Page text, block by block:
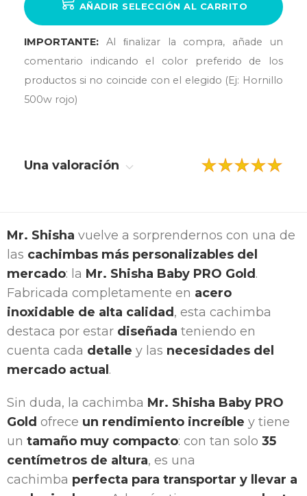
AÑADIR SELECCIÓN AL CARRITO
IMPORTANTE: Al ﬁnalizar la compra, añade un
comentario indicando el color preferido de los
productos si no coincide con el elegido (Ej: Hornillo
500w rojo)
Una valoración
Mr. Shisha vuelve a sorprendernos con una de
las cachimbas más personalizables del
mercado: la Mr. Shisha Baby PRO Gold .
Fabricada completamente en acero
inoxidable de alta calidad , esta cachimba
destaca por estar diseñada teniendo en
cuenta cada detalle y las necesidades del
mercado actual .
Sin duda, la cachimba Mr. Shisha Baby PRO
Gold ofrece un rendimiento increíble y tiene
un tamaño muy compacto: con tan solo 35
centímetros de altura, es una
cachimba perfecta para transportar y llevar a